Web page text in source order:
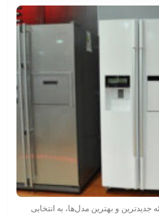
جی پلاس در سال 2025 با ارائه جدیدترین و بهترین مدل‌ها، به انتخابی